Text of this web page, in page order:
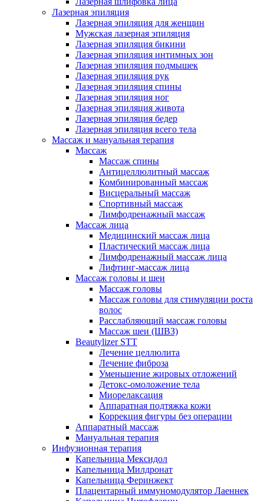
Лазерная эпиляция
Лазерная эпиляция для женщин
Мужская лазерная эпиляция
Лазерная эпиляция бикини
Лазерная эпиляция интимных зон
Лазерная эпиляция подмышек
Лазерная эпиляция рук
Лазерная эпиляция спины
Лазерная эпиляция ног
Лазерная эпиляция живота
Лазерная эпиляция бедер
Лазерная эпиляция всего тела
Массаж и мануальная терапия
Массаж
Массаж спины
Антицеллюлитный массаж
Комбинированный массаж
Висцеральный массаж
Спортивный массаж
Лимфодренажный массаж
Массаж лица
Медицинский массаж лица
Пластический массаж лица
Лимфодренажный массаж лица
Лифтинг-массаж лица
Массаж головы и шеи
Массаж головы
Массаж головы для стимуляции роста
волос
Расслабляющий массаж головы
Массаж шеи (ШВЗ)
Beautylizer STT
Лечение целлюлита
Лечение фиброза
Уменьшение жировых отложений
Детокс-омоложение тела
Миорелаксация
Аппаратная подтяжка кожи
Коррекция фигуры без операции
Аппаратный массаж
Мануальная терапия
Инфузионная терапия
Капельница Мексидол
Капельница Милдронат
Капельница Феринжект
Плацентарный иммуномодулятор Лаеннек